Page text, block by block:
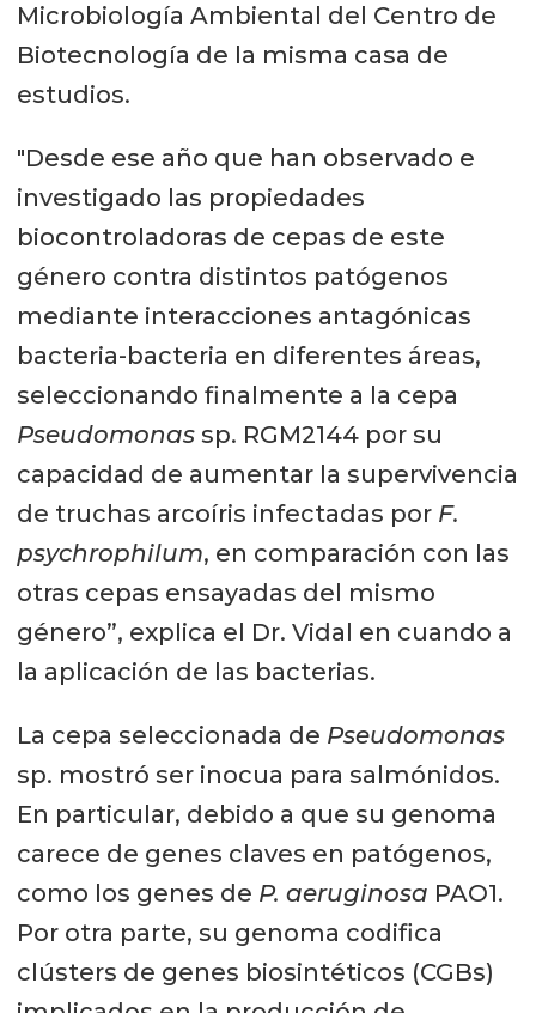
Microbiología Ambiental del Centro de
Biotecnología de la misma casa de
estudios.
"Desde ese año que han observado e
investigado las propiedades
biocontroladoras de cepas de este
género contra distintos patógenos
mediante interacciones antagónicas
bacteria-bacteria en diferentes áreas,
seleccionando finalmente a la cepa
Pseudomonassp. RGM2144 por su
capacidad de aumentar la supervivencia
de truchas arcoíris infectadas por F.
psychrophilum, en comparación con las
otras cepas ensayadas del mismo
género”, explica el Dr. Vidal en cuando a
la aplicación de las bacterias.
La cepa seleccionada de Pseudomonas
sp. mostró ser inocua para salmónidos.
En particular, debido a que su genoma
carece de genes claves en patógenos,
como los genes de P. aeruginosa PAO1.
Por otra parte, su genoma codifica
clústers de genes biosintéticos (CGBs)